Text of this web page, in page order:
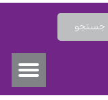
جستجو